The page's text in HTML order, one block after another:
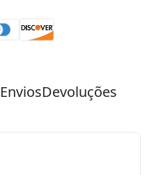
EnviosDevoluções